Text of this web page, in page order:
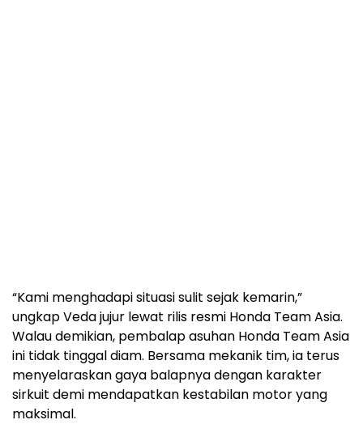
“Kami menghadapi situasi sulit sejak kemarin,”
ungkap Veda jujur lewat rilis resmi Honda Team Asia.
Walau demikian, pembalap asuhan Honda Team Asia
ini tidak tinggal diam. Bersama mekanik tim, ia terus
menyelaraskan gaya balapnya dengan karakter
sirkuit demi mendapatkan kestabilan motor yang
maksimal.